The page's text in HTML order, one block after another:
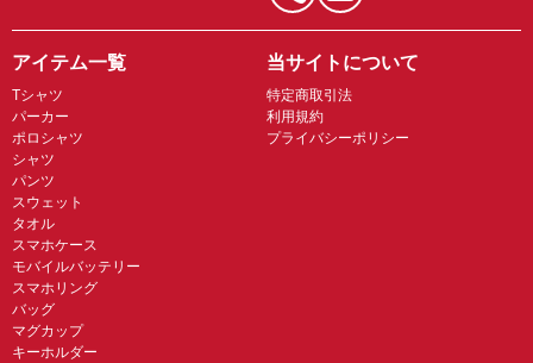
アイテム一覧
Tシャツ
パーカー
ポロシャツ
シャツ
パンツ
スウェット
タオル
スマホケース
モバイルバッテリー
スマホリング
バッグ
マグカップ
キーホルダー
当サイトについて
特定商取引法
利用規約
プライバシーポリシー